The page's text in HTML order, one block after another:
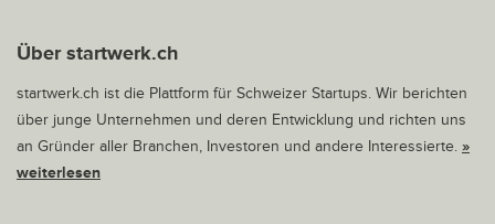
Über startwerk.ch
startwerk.ch ist die Plattform für Schweizer Startups. Wir berichten
über junge Unternehmen und deren Entwicklung und richten uns
an Gründer aller Branchen, Investoren und andere Interessierte. »
weiterlesen